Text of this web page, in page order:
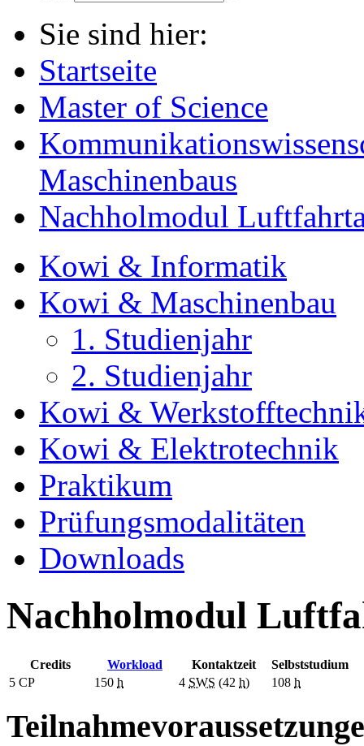
Sie sind hier:
Startseite
Master of Science
Maschinenbaus
Nachholmodul
Kowi & Informatik
Kowi & Maschinenbau
1. Studienjahr
2. Studienjahr
Kowi &
Kowi & Elektrotechnik
Praktikum
Prüfungsmodalitäten
Downloads
Nachholmodul
Credits Workload Kontaktzeit
Selbststudium
5 CP 150 h 4 SWS (42 h) 108 h